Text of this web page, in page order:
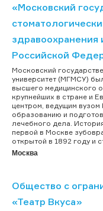
«Московский
здравоохранения
Российской
Московский
университет (МГМСУ)
высшего медицинского
крупнейших в стране и
центром, ведущим
образованию и
лечебного дела.
первой в Москве
открытой в 1892 году и
Москва
Общество с
«Театр Вкуса»